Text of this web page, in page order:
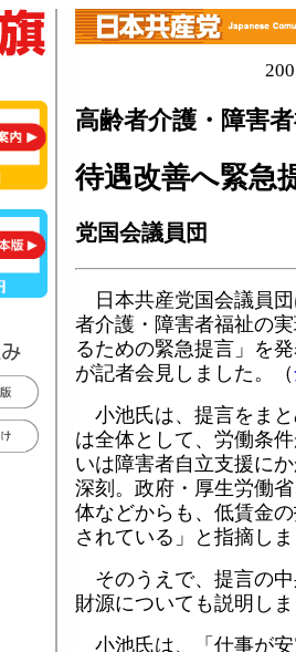
高齢者介護・障害
待遇改善へ緊急
党国会議員団
日本共産党国会議員
者介護・障害者福祉の
るための緊急提言」を
が記者会見しました。（
小池氏は、提言をま
は全体として、労働条
いは障害者自立支援に
深刻。政府・厚生労働
体などからも、低賃金
されている」と指摘し
そのうえで、提言の
財源についても説明し
小池氏は、「仕事が